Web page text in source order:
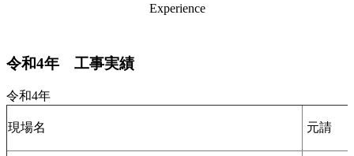
Experience
令和4年 工事実績
令和4年
現場名 元請